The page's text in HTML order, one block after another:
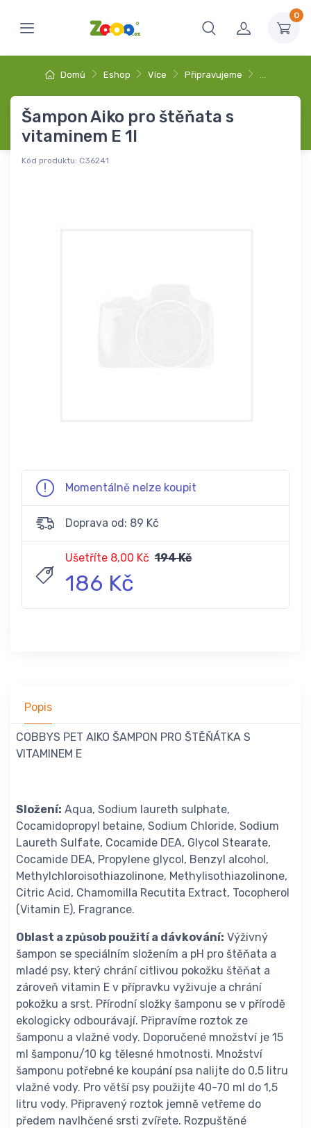
0
Domů Eshop Více Připravujeme …
Šampon Aiko pro štěňata s
vitaminem E 1l
Kód produktu: C36241
Momentálně nelze koupit
Doprava od: 89 Kč
Ušetříte 8,00 Kč 194 Kč
186 Kč
Popis
COBBYS PET AIKO ŠAMPON PRO ŠTĚŇÁTKA S
VITAMINEM E
Složení: Aqua, Sodium laureth sulphate,
Cocamidopropyl betaine, Sodium Chloride, Sodium
Laureth Sulfate, Cocamide DEA, Glycol Stearate,
Cocamide DEA, Propylene glycol, Benzyl alcohol,
Methylchloroisothiazolinone, Methylisothiazolinone,
Citric Acid, Chamomilla Recutita Extract, Tocopherol
(Vitamin E), Fragrance.
Oblast a způsob použití a dávkování: Výživný
šampon se speciálním složením a pH pro štěňata a
mladé psy, který chrání citlivou pokožku štěňat a
zároveň vitamin E v přípravku vyživuje a chrání
pokožku a srst. Přírodní složky šamponu se v přírodě
ekologicky odbourávají. Připravíme roztok ze
šamponu a vlažné vody. Doporučené množství je 15
ml šamponu/10 kg tělesné hmotnosti. Množství
šamponu potřebné ke koupání psa nalijte do 0,5 litru
vlažné vody. Pro větší psy použijte 40-70 ml do 1,5
litru vody. Připravený roztok jemně vetřeme do
předem navlhčené srsti zvířete. Rozpuštěné